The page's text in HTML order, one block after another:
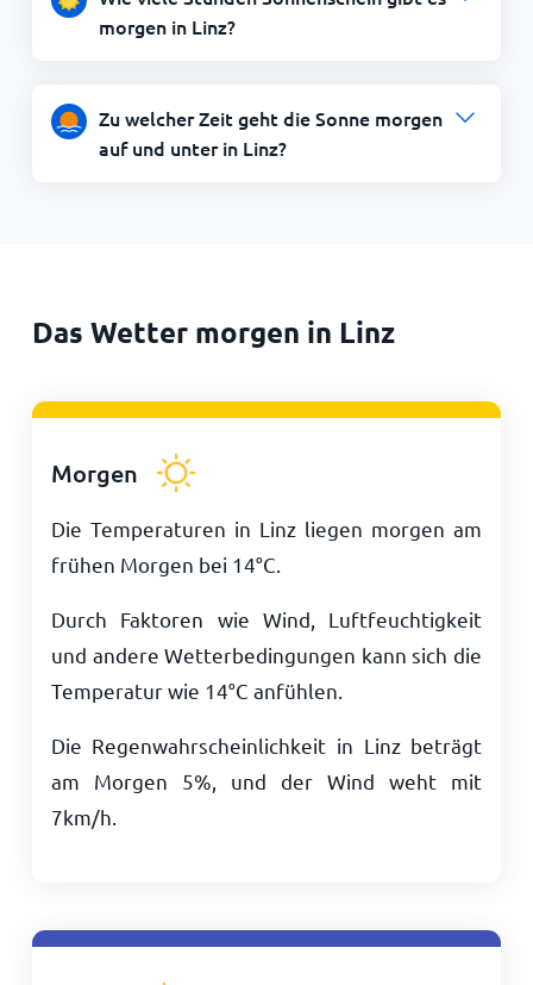
morgen in Linz?
Zu welcher Zeit geht die Sonne morgen
auf und unter in Linz?
Das Wetter morgen in Linz
Morgen
Die Temperaturen in Linz liegen morgen am
frühen Morgen bei 14°C
Durch Faktoren wie Wind, Luftfeuchtigkeit
und andere Wetterbedingungen kann sich die
Temperatur wie 14°C anfühlen.
Die Regenwahrscheinlichkeit in Linz beträgt
am Morgen 5%, und der Wind weht mit
7km/h